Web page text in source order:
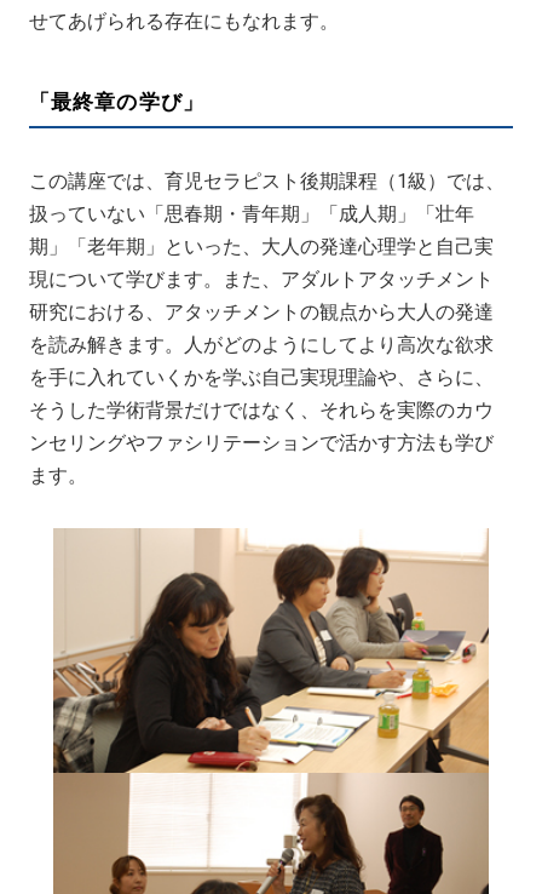
せてあげられる存在にもなれます。
「最終章の学び」
この講座では、育児セラピスト後期課程（1級）では、
扱っていない「思春期・青年期」「成人期」「壮年
期」「老年期」といった、大人の発達心理学と自己実
現について学びます。また、アダルトアタッチメント
研究における、アタッチメントの観点から大人の発達
を読み解きます。人がどのようにしてより高次な欲求
を手に入れていくかを学ぶ自己実現理論や、さらに、
そうした学術背景だけではなく、それらを実際のカウ
ンセリングやファシリテーションで活かす方法も学び
ます。